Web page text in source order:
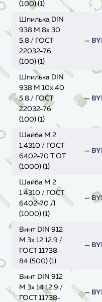
(100) (1)
Шпилька DIN
938 M 8x 30
5.8 / ГОСТ
22032-76
(100) (1)
—
Шпилька DIN
938 M 10x 40
5.8 / ГОСТ
22032-76
(100) (1)
—
Шайба M 2
1.4310 / ГОСТ
6402-70 Т ОТ
(1000) (1)
—
Шайба M 2
1.4310 / ГОСТ
6402-70 Л
(1000) (1)
—
Винт DIN 912
M 3x 12 12.9 /
ГОСТ 11738-
84 (500) (1)
—
Винт DIN 912
M 3x 14 12.9 /
ГОСТ 11738-
—